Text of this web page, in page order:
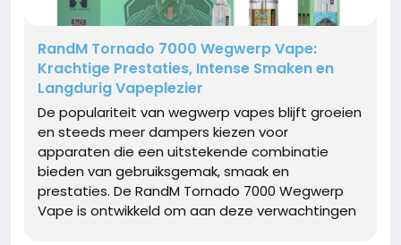
RandM Tornado 7000 Wegwerp Vape:
Krachtige Prestaties, Intense Smaken en
Langdurig Vapeplezier
De populariteit van wegwerp vapes blijft groeien
en steeds meer dampers kiezen voor
apparaten die een uitstekende combinatie
bieden van gebruiksgemak, smaak en
prestaties. De RandM Tornado 7000 Wegwerp
Vape is ontwikkeld om aan deze verwachtingen